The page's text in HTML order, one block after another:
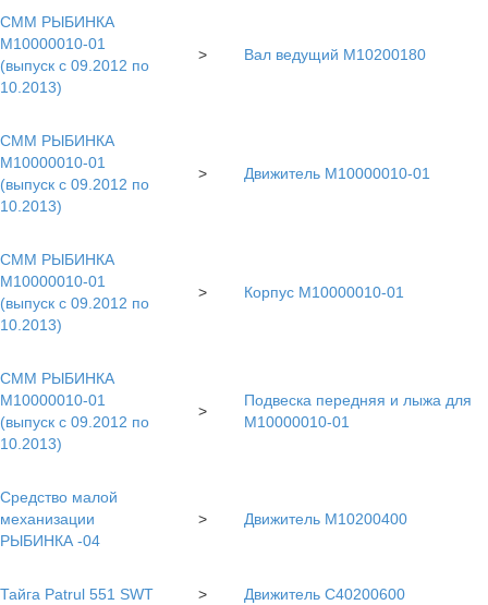
СММ РЫБИНКА
M10000010-01
(выпуск с 09.2012 по
10.2013)
> Вал ведущий М10200180
СММ РЫБИНКА
M10000010-01
(выпуск с 09.2012 по
10.2013)
> Движитель М10000010-01
СММ РЫБИНКА
M10000010-01
(выпуск с 09.2012 по
10.2013)
> Корпус M10000010-01
СММ РЫБИНКА
M10000010-01
(выпуск с 09.2012 по
10.2013)
>
Подвеска передняя и лыжа для
М10000010-01
Средство малой
механизации
РЫБИНКА -04
> Движитель М10200400
Тайга Patrul 551 SWT > Движитель C40200600